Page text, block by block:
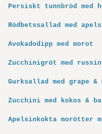
Persiskt tunnbröd med
Rödbetssallad med
Avokadodipp med morot
Zucchinigröt med russin
Gurksallad med grape &
Zucchini med kokos &
Apelsinkokta morötter